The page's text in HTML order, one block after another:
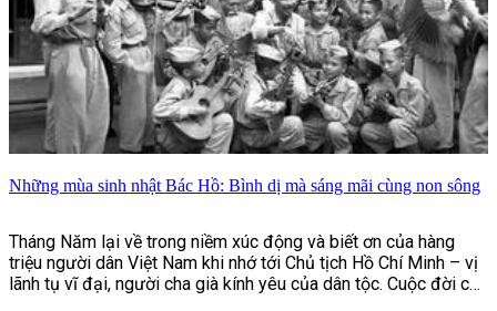
Những mùa sinh nhật Bác Hồ: Bình dị mà sáng mãi cùng non sông
Tháng Năm lại về trong niềm xúc động và biết ơn của hàng
triệu người dân Việt Nam khi nhớ tới Chủ tịch Hồ Chí Minh – vị
lãnh tụ vĩ đại, người cha già kính yêu của dân tộc. Cuộc đời của